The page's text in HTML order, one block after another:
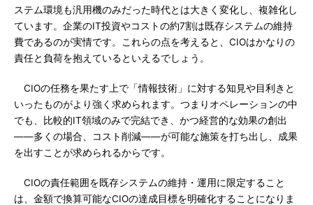
ステム環境も汎用機のみだった時代とは大きく変化し、複雑化し
ています。企業のIT投資やコストの約7割は既存システムの維持
費であるのが実情です。これらの点を考えると、CIOはかなりの
責任と負荷を抱えているといえるでしょう。
CIOの任務を果たす上で「情報技術」に対する知見や目利きと
いったものがより強く求められます。つまりオペレーションの中
でも、比較的IT領域のみで完結でき、かつ経営的な効果の創出
――多くの場合、コスト削減――が可能な施策を打ち出し、成果
を出すことが求められるからです。
CIOの責任範囲を既存システムの維持・運用に限定すること
は、金額で換算可能なCIOの達成目標を明確化することになりま